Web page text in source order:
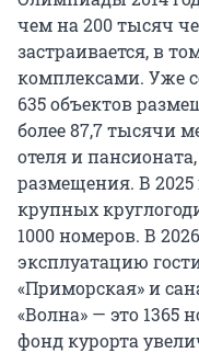
чем на 200 тысяч
застраивается, в
комплексами. Уже
635 объектов
более 87,7 тысячи
отеля и
размещения. В
крупных
1000 номеров. В
эксплуатацию
«Приморская» и
«Волна» — это 1365
фонд курорта